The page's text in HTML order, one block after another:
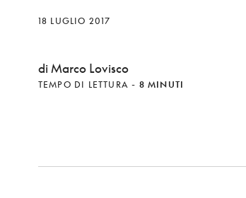
18 LUGLIO 2017
di Marco Lovisco
TEMPO DI LETTURA - 8 MINUTI